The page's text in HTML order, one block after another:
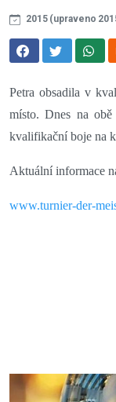
2015 (upraveno
Petra obsadila v
místo. Dnes na
kvalifikační boje na
Aktuální informace
www.turnier-der-